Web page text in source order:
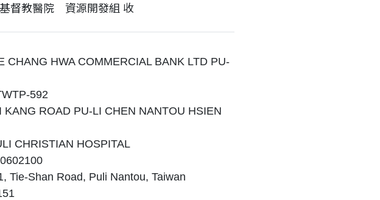
督教醫院 資源開發組 收
CHANG HWA COMMERCIAL BANK LTD PU-
592
KANG ROAD PU-LI CHEN NANTOU HSIEN
CHRISTIAN HOSPITAL
Tie-Shan Road, Puli Nantou, Taiwan